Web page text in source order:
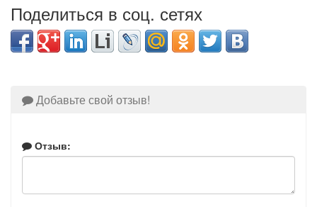
Поделиться в соц. сетях
Добавьте свой отзыв!
Отзыв: